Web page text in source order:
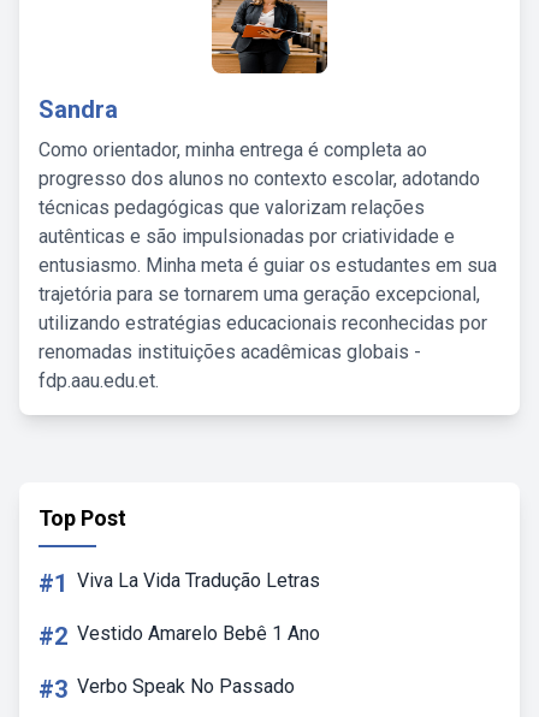
Sandra
Como orientador, minha entrega é completa ao
progresso dos alunos no contexto escolar, adotando
técnicas pedagógicas que valorizam relações
autênticas e são impulsionadas por criatividade e
entusiasmo. Minha meta é guiar os estudantes em sua
trajetória para se tornarem uma geração excepcional,
utilizando estratégias educacionais reconhecidas por
renomadas instituições acadêmicas globais -
fdp.aau.edu.et.
Top Post
#1 Viva La Vida Tradução Letras
#2 Vestido Amarelo Bebê 1 Ano
#3 Verbo Speak No Passado